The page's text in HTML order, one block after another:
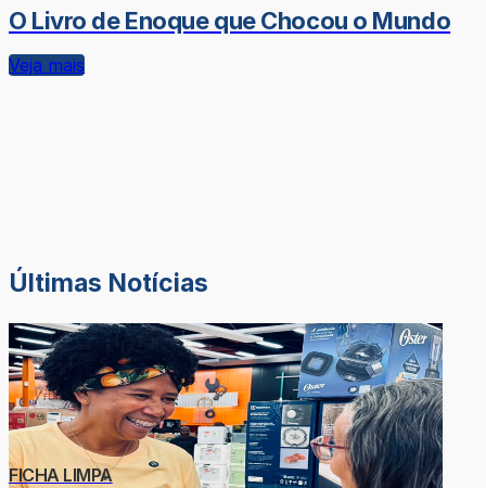
O Livro de Enoque que Chocou o Mundo
Veja mais
Últimas Notícias
FICHA LIMPA